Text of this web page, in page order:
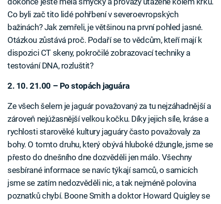
Co byli zač tito lidé pohřbení v severoevropských
bažinách? Jak zemřeli, je většinou na první pohled jasné.
Otázkou zůstává proč. Podaří se to vědcům, kteří mají k
dispozici CT skeny, pokročilé zobrazovací techniky a
testování DNA, rozluštit?
2. 10. 21.00 – Po stopách jaguára
Ze všech šelem je jaguár považovaný za tu nejzáhadnější a
zároveň nejúžasnější velkou kočku. Díky jejich síle, kráse a
rychlosti starověké kultury jaguáry často považovaly za
bohy. O tomto druhu, který obývá hluboké džungle, jsme se
přesto do dnešního dne dozvěděli jen málo. Všechny
sesbírané informace se navíc týkají samců, o samicích
jsme se zatím nedozvěděli nic, a tak nejméně polovina
poznatků chybí. Boone Smith a doktor Howard Quigley se